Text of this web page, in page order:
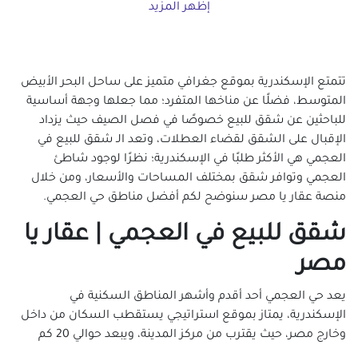
شقق للبيع في الدخيلة
شقق للبيع في العامرية
شقق للبيع في العصافرة
شقق للبيع في العطارين
شقق للبيع في الفلكي
شقق للبيع في اللبان
شقق للبيع في المعمورة
شقق للبيع في المكس
شقق للبيع في المنتزة
شقق للبيع في المنشية
شقق للبيع في الهانوفيل
شقق للبيع في الورديان
إظهر المزيد
تتمتع الإسكندرية بموقع جغرافي متميز على ساحل البحر الأبيض
المتوسط، فضلًا عن مناخها المتفرد؛ مما جعلها وجهة أساسية
للباحثين عن شقق للبيع خصوصًا في فصل الصيف حيث يزداد
الإقبال على الشقق لقضاء العطلات، وتعد الـ شقق للبيع في
العجمي هي الأكثر طلبًا في الإسكندرية؛ نظرًا لوجود شاطئ
العجمي وتوافر شقق بمختلف المساحات والأسعار، ومن خلال
منصة عقار يا مصر سنوضح لكم أفضل مناطق حي العجمي.
شقق للبيع في العجمي | عقار يا
مصر
يعد حي العجمي أحد أقدم وأشهر المناطق السكنية في
الإسكندرية، يمتاز بموقع استراتيجي يستقطب السكان من داخل
وخارج مصر، حيث يقترب من مركز المدينة، ويبعد حوالي 20 كم